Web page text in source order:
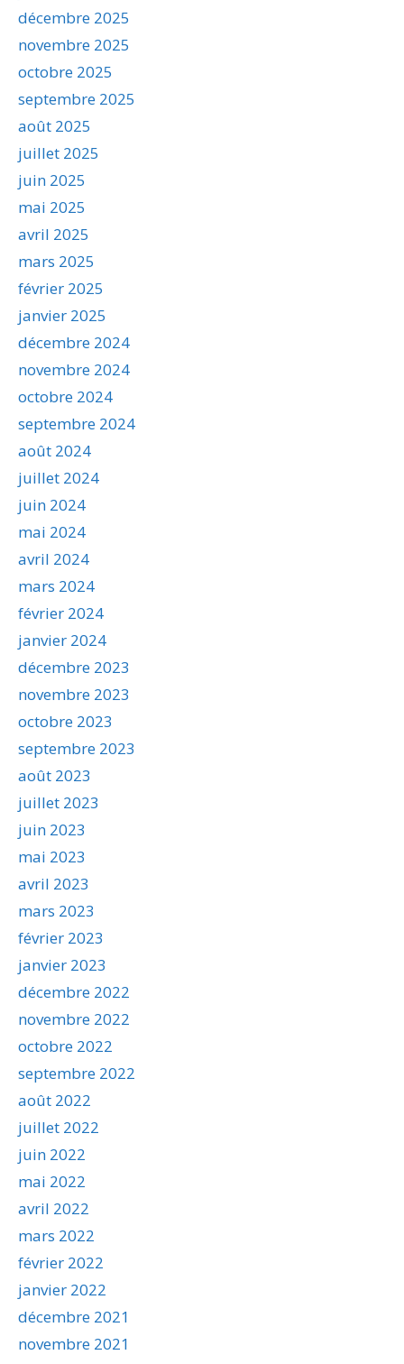
décembre 2025
novembre 2025
octobre 2025
septembre 2025
août 2025
juillet 2025
juin 2025
mai 2025
avril 2025
mars 2025
février 2025
janvier 2025
décembre 2024
novembre 2024
octobre 2024
septembre 2024
août 2024
juillet 2024
juin 2024
mai 2024
avril 2024
mars 2024
février 2024
janvier 2024
décembre 2023
novembre 2023
octobre 2023
septembre 2023
août 2023
juillet 2023
juin 2023
mai 2023
avril 2023
mars 2023
février 2023
janvier 2023
décembre 2022
novembre 2022
octobre 2022
septembre 2022
août 2022
juillet 2022
juin 2022
mai 2022
avril 2022
mars 2022
février 2022
janvier 2022
décembre 2021
novembre 2021